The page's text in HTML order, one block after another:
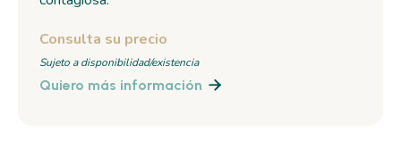
Consulta su precio
Sujeto a disponibilidad/existencia
Quiero más información 